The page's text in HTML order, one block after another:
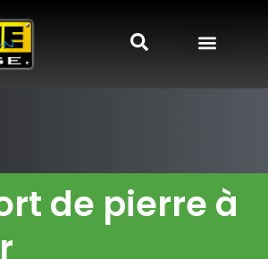
de pierre à